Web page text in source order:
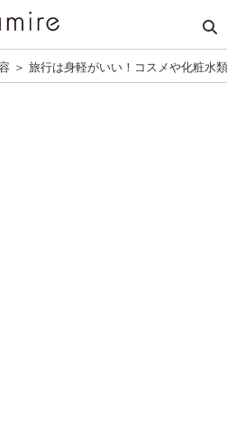
＞ 旅行は身軽がいい！コスメや化粧水